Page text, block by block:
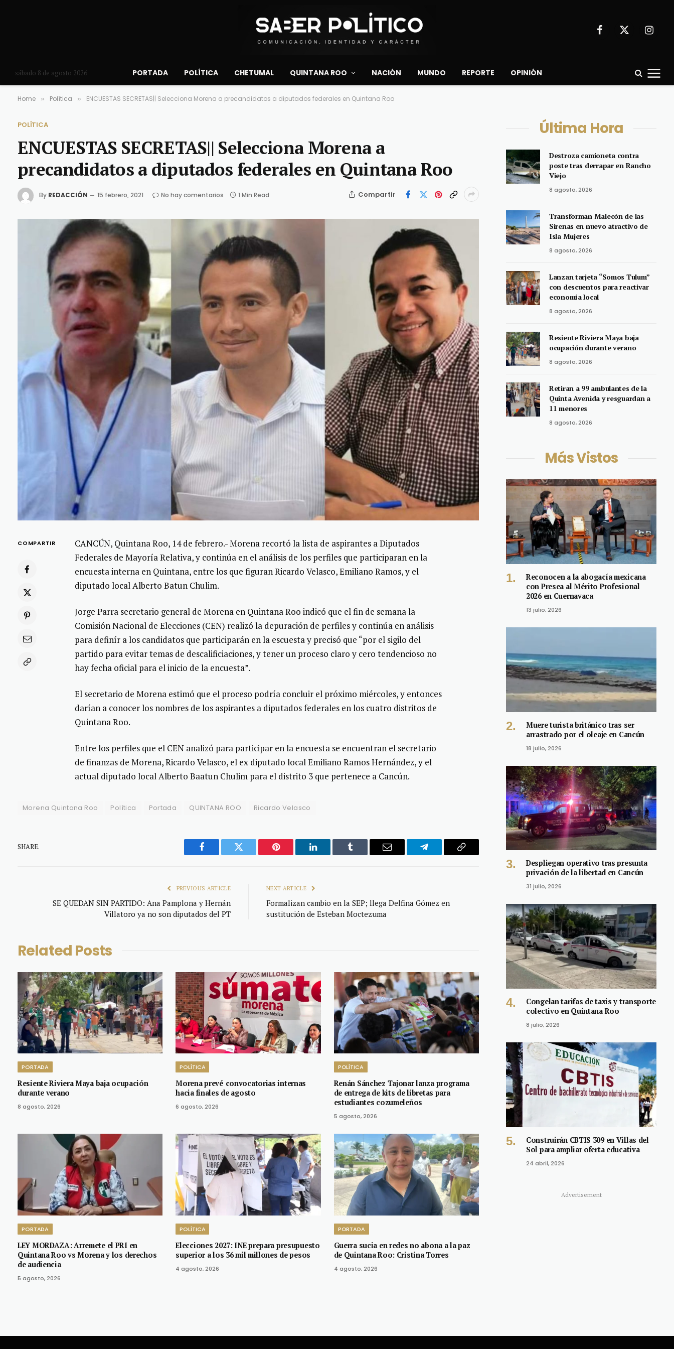
Facebook
X
sábado 8 de agosto 2026 PORTADA POLÍTICA CHETUMAL QUINTANA ROO NACIÓN MUNDO REPORTE OPINIÓN
Home » Política » ENCUESTAS SECRETAS|| Selecciona Morena a precandidatos a diputados federales en Quintana Roo
POLÍTICA
ENCUESTAS SECRETAS|| Selecciona Morena a
precandidatos a diputados federales en Quintana Roo
By REDACCIÓN 15 febrero, 2021 No hay comentarios 1 Min Read Compartir
COMPARTIR
CANCÚN, Quintana Roo, 14 de febrero.- Morena recortó la lista de aspirantes a Diputados
Federales de Mayoría Relativa, y continúa en el análisis de los perfiles que participaran en la
encuesta interna en Quintana, entre los que figuran Ricardo Velasco, Emiliano Ramos, y el
diputado local Alberto Batun Chulim.
Jorge Parra secretario general de Morena en Quintana Roo indicó que el fin de semana la
Comisión Nacional de Elecciones (CEN) realizó la depuración de perfiles y continúa en análisis
para definír a los candidatos que participarán en la escuesta y precisó que “por el sigilo del
partido para evitar temas de descalificiaciones, y tener un proceso claro y cero tendencioso no
hay fecha oficial para el inicio de la encuesta”.
El secretario de Morena estimó que el proceso podría concluir el próximo miércoles, y entonces
darían a conocer los nombres de los aspirantes a diputados federales en los cuatro distritos de
Quintana Roo.
Entre los perfiles que el CEN analizó para participar en la encuesta se encuentran el secretario
de finanzas de Morena, Ricardo Velasco, el ex diputado local Emiliano Ramos Hernández, y el
actual diputado local Alberto Baatun Chulim para el distrito 3 que pertenece a Cancún.
Morena Quintana Roo Política Portada QUINTANA ROO Ricardo Velasco
SHARE.
Facebook Twitter Pinterest LinkedIn Tumblr Email Telegram Copy
PREVIOUS ARTICLE
SE QUEDAN SIN PARTIDO: Ana Pamplona y Hernán
Villatoro ya no son diputados del PT
NEXT ARTICLE
Formalizan cambio en la SEP; llega Delfina Gómez en
sustitución de Esteban Moctezuma
Related Posts
PORTADA
Resiente Riviera Maya baja ocupación
durante verano
8 agosto, 2026
POLÍTICA
Morena prevé convocatorias internas
hacia finales de agosto
6 agosto, 2026
POLÍTICA
Renán Sánchez Tajonar lanza programa
de entrega de kits de libretas para
estudiantes cozumeleños
5 agosto, 2026
PORTADA
LEY MORDAZA: Arremete el PRI en
Quintana Roo vs Morena y los derechos
de audiencia
5 agosto, 2026
POLÍTICA
Elecciones 2027: INE prepara presupuesto
superior a los 36 mil millones de pesos
4 agosto, 2026
PORTADA
Guerra sucia en redes no abona a la paz
de Quintana Roo: Cristina Torres
4 agosto, 2026
Última Hora
Destroza camioneta contra
poste tras derrapar en Rancho
Viejo
8 agosto, 2026
Transforman Malecón de las
Sirenas en nuevo atractivo de
Isla Mujeres
8 agosto, 2026
Lanzan tarjeta “Somos Tulum”
con descuentos para reactivar
economía local
8 agosto, 2026
Resiente Riviera Maya baja
ocupación durante verano
8 agosto, 2026
Retiran a 99 ambulantes de la
Quinta Avenida y resguardan a
11 menores
8 agosto, 2026
Más Vistos
Reconocen a la abogacía mexicana
con Presea al Mérito Profesional
2026 en Cuernavaca
13 julio, 2026
Muere turista británico tras ser
arrastrado por el oleaje en Cancún
18 julio, 2026
Despliegan operativo tras presunta
privación de la libertad en Cancún
31 julio, 2026
Congelan tarifas de taxis y transporte
colectivo en Quintana Roo
8 julio, 2026
Construirán CBTIS 309 en Villas del
Sol para ampliar oferta educativa
24 abril, 2026
Advertisement